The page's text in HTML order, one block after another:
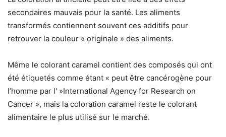
secondaires mauvais pour la santé. Les aliments
transformés contiennent souvent ces additifs pour
retrouver la couleur « originale » des aliments.
Même le colorant caramel contient des composés qui ont
été étiquetés comme étant « peut être cancérogène pour
l’homme par l' »International Agency for Research on
Cancer », mais la coloration caramel reste le colorant
alimentaire le plus utilisé sur le marché.